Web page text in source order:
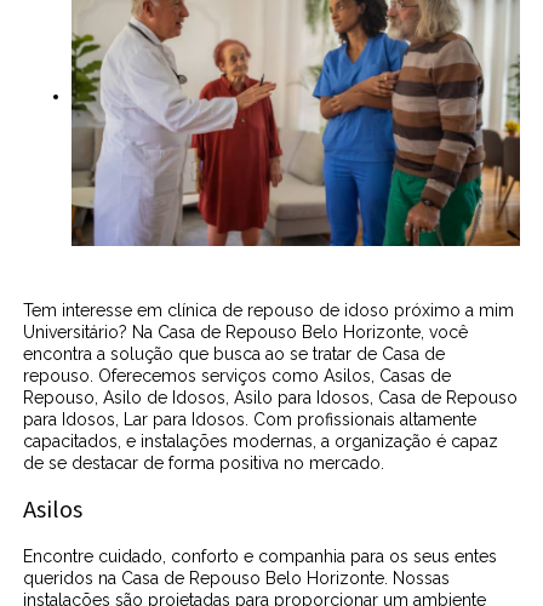
Tem interesse em clínica de repouso de idoso próximo a mim
Universitário? Na Casa de Repouso Belo Horizonte, você
encontra a solução que busca ao se tratar de Casa de
repouso. Oferecemos serviços como Asilos, Casas de
Repouso, Asilo de Idosos, Asilo para Idosos, Casa de Repouso
para Idosos, Lar para Idosos. Com profissionais altamente
capacitados, e instalações modernas, a organização é capaz
de se destacar de forma positiva no mercado.
Asilos
Encontre cuidado, conforto e companhia para os seus entes
queridos na Casa de Repouso Belo Horizonte. Nossas
instalações são projetadas para proporcionar um ambiente